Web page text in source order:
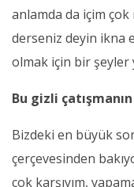
anlamda da içim
derseniz deyin ikna
olmak için bir şeyler
Bu gizli
Bizdeki en büyük
çerçevesinden
çok karşıyım,